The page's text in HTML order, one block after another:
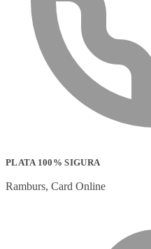
PLATA 100% SIGURA
Ramburs, Card Online